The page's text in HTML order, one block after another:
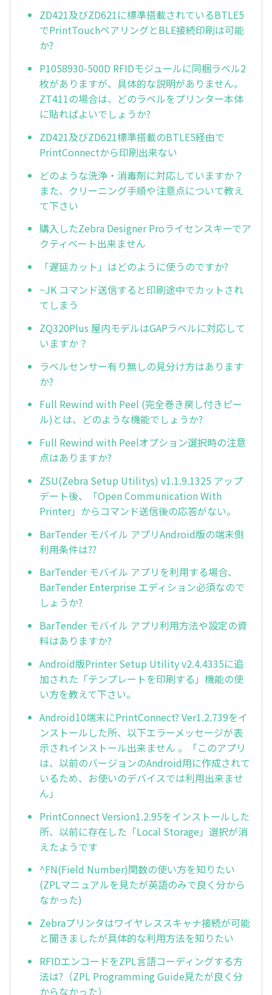
ZD421及びZD621に標準搭載されているBTLE5
でPrintTouchペアリングとBLE接続印刷は可能
か?
P1058930-500D RFIDモジュールに同梱ラベル2
枚がありますが、具体的な説明がありません。
ZT411の場合は、どのラベルをプリンター本体
に貼ればよいでしょうか?
ZD421及びZD621標準搭載のBTLE5経由で
PrintConnectから印刷出来ない
どのような洗浄・消毒剤に対応していますか？
また、クリーニング手順や注意点について教え
て下さい
購入したZebra Designer Proライセンスキーでア
クティベート出来ません
「遅延カット」はどのように使うのですか?
~JK コマンド送信すると印刷途中でカットされ
てしまう
ZQ320Plus 屋内モデルはGAPラベルに対応して
いますか？
ラベルセンサー有り無しの見分け方はあります
か?
Full Rewind with Peel (完全巻き戻し付きピー
ル)とは、どのような機能でしょうか?
Full Rewind with Peelオプション選択時の注意
点はありますか?
ZSU(Zebra Setup Utilitys) v1.1.9.1325 アップ
デート後、「Open Communication With
Printer」からコマンド送信後の応答がない。
BarTender モバイル アプリAndroid版の端末側
利用条件は??
BarTender モバイル アプリを利用する場合、
BarTender Enterprise エディション必須なので
しょうか?
BarTender モバイル アプリ利用方法や設定の資
料はありますか?
Android版Printer Setup Utility v2.4.4335に追
加された「テンプレートを印刷する」機能の使
い方を教えて下さい。
Android10端末にPrintConnect? Ver1.2.739をイ
ンストールした所、以下エラーメッセージが表
示されインストール出来ません 。「このアプリ
は、以前のバージョンのAndroid用に作成されて
いるため、お使いのデバイスでは利用出来ませ
ん」
PrintConnect Version1.2.95をインストールした
所、以前に存在した「Local Storage」選択が消
えたようです
^FN(Field Number)関数の使い方を知りたい
(ZPLマニュアルを見たが英語のみで良く分から
なかった)
Zebraプリンタはワイヤレススキャナ接続が可能
と聞きましたが具体的な利用方法を知りたい
RFIDエンコードをZPL言語コーディングする方
法は?（ZPL Programming Guide見たが良く分
からなかった）